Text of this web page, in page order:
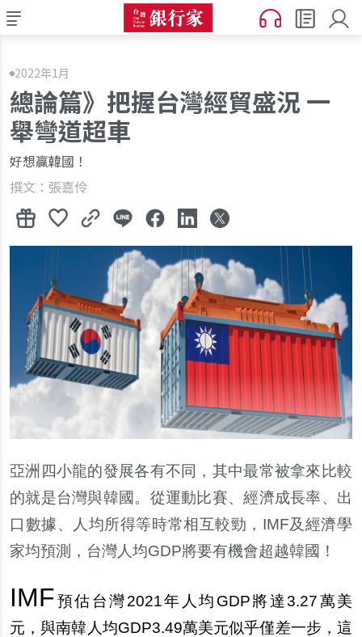
2022年1月
總論篇》把握台灣經貿盛況 一
舉彎道超車
好想贏韓國！
撰文：張嘉伶
亞洲四小龍的發展各有不同，其中最常被拿來比較
的就是台灣與韓國。從運動比賽、經濟成長率、出
口數據、人均所得等時常相互較勁，IMF及經濟學
家均預測，台灣人均GDP將要有機會超越韓國！
IMF預估台灣2021年人均GDP將達3.27萬美
元，與南韓人均GDP3.49萬美元似乎僅差一步，這